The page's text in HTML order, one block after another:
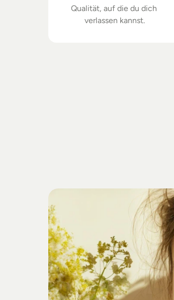
Qualität, auf die du dich
verlassen kannst.